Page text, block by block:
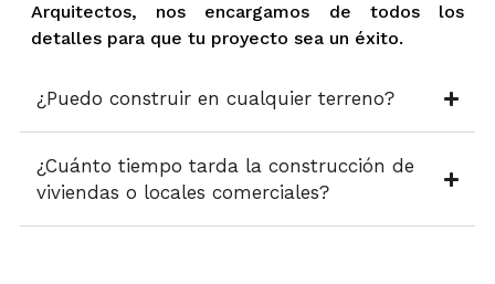
Arquitectos, nos encargamos de todos los
detalles para que tu proyecto sea un éxito.
¿Puedo construir en cualquier terreno?
¿Cuánto tiempo tarda la construcción de
viviendas o locales comerciales?